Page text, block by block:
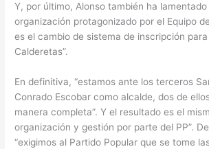
Y, por último, Alonso también ha
organización protagonizado por el Equipo
es el cambio de sistema de inscripción
Calderetas”.
En definitiva, “estamos ante los terceros
Conrado Escobar como alcalde, dos de
manera completa”. Y el resultado es el
organización y gestión por parte del PP”.
“exigimos al Partido Popular que se tome